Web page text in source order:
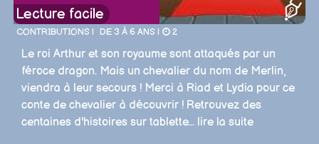
Lecture facile
CONTRIBUTIONS | DE 3 À 6 ANS | 2
Le roi Arthur et son royaume sont attaqués par un
féroce dragon. Mais un chevalier du nom de Merlin,
viendra à leur secours ! Merci à Riad et Lydia pour ce
conte de chevalier à découvrir ! Retrouvez des
centaines d'histoires sur tablette... lire la suite